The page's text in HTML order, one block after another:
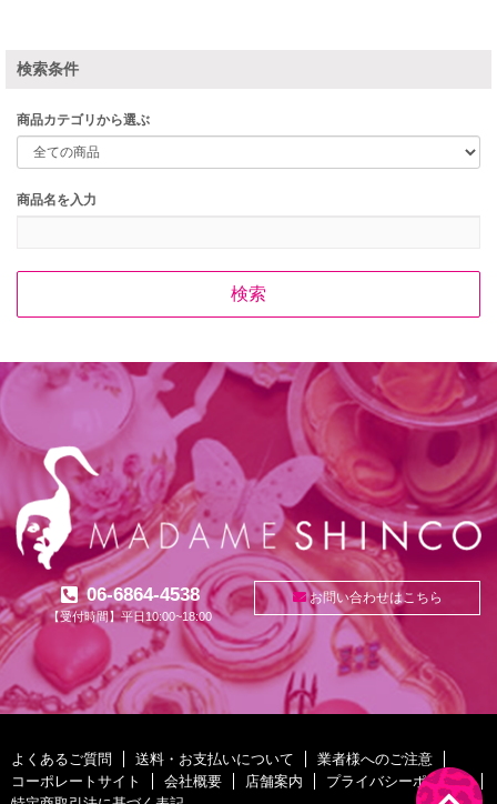
検索条件
商品カテゴリから選ぶ
商品名を入力
06-6864-4538
【受付時間】平日10:00~18:00
お問い合わせはこちら
よくあるご質問 送料・お支払いについて
業者様へのご注意
コーポレートサイト
会社概要 店舗案内
プライバシーポリシー